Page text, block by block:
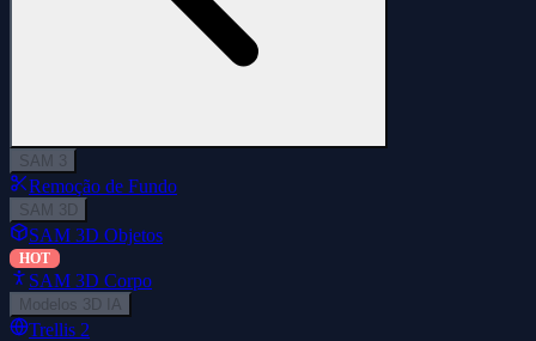
SAM 3
Remoção de Fundo
SAM 3D
SAM 3D Objetos
HOT
SAM 3D Corpo
Modelos 3D IA
Trellis 2